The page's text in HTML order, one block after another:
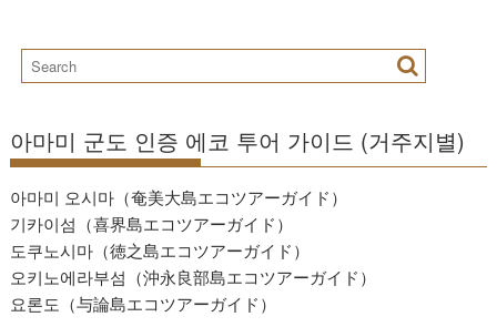
아마미 군도 인증 에코 투어 가이드 (거주지별)
아마미 오시마（奄美大島エコツアーガイド）
기카이섬（喜界島エコツアーガイド）
도쿠노시마（徳之島エコツアーガイド）
오키노에라부섬（沖永良部島エコツアーガイド）
요론도（与論島エコツアーガイド）